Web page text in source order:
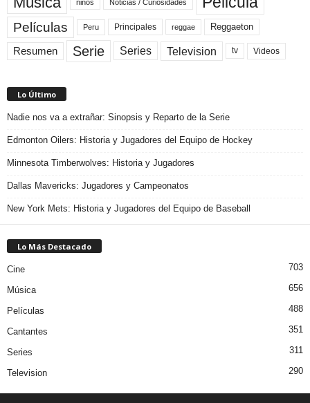
niños Noticias / Curiosidades
Películas Peru Principales reggae Reggaeton
Resumen Serie Series Television tv Videos
Lo Último
Nadie nos va a extrañar: Sinopsis y Reparto de la Serie
Edmonton Oilers: Historia y Jugadores del Equipo de Hockey
Minnesota Timberwolves: Historia y Jugadores
Dallas Mavericks: Jugadores y Campeonatos
New York Mets: Historia y Jugadores del Equipo de Baseball
Lo Más Destacado
Cine 703
Música 656
Películas 488
Cantantes 351
Series 311
Television 290